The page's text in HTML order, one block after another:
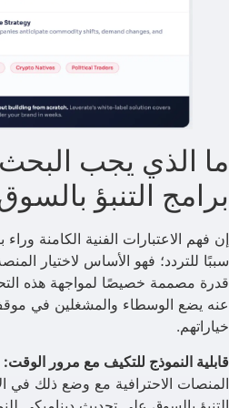
ما الذي يجب
برامج التنبؤ
إن فهم الاعتبارات الفنية الكامنة
سببًا للتردد؛ فهو الأساس لاختيار
قدرة مصممة خصيصًا لمواجهة هذه
عنه يضع الوسطاء والمشغلين في
خياراتهم.
قابلية النموذج للتكيف مع مرور الوقت:
المنصات الاحترافية مع وضع ذلك في